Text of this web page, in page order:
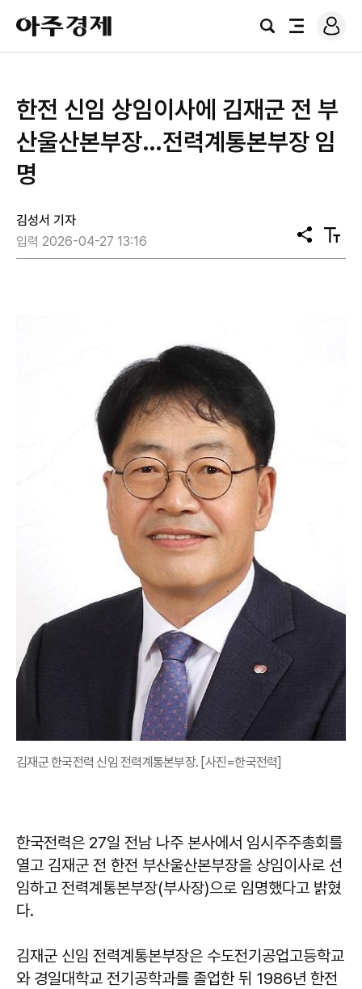
아
주
경
검
전
로
그
한전 신임 상임이사에 김재군 전 부
산울산본부장…전력계통본부장 임
명
김성서 기자
입력 2026-04-27 13:16
공
유
텍
스
김재군 한국전력 신임 전력계통본부장. [사진=한국전력]
한국전력은 27일 전남 나주 본사에서 임시주주총회를
열고 김재군 전 한전 부산울산본부장을 상임이사로 선
임하고 전력계통본부장(부사장)으로 임명했다고 밝혔
다.
김재군 신임 전력계통본부장은 수도전기공업고등학교
와 경일대학교 전기공학과를 졸업한 뒤 1986년 한전